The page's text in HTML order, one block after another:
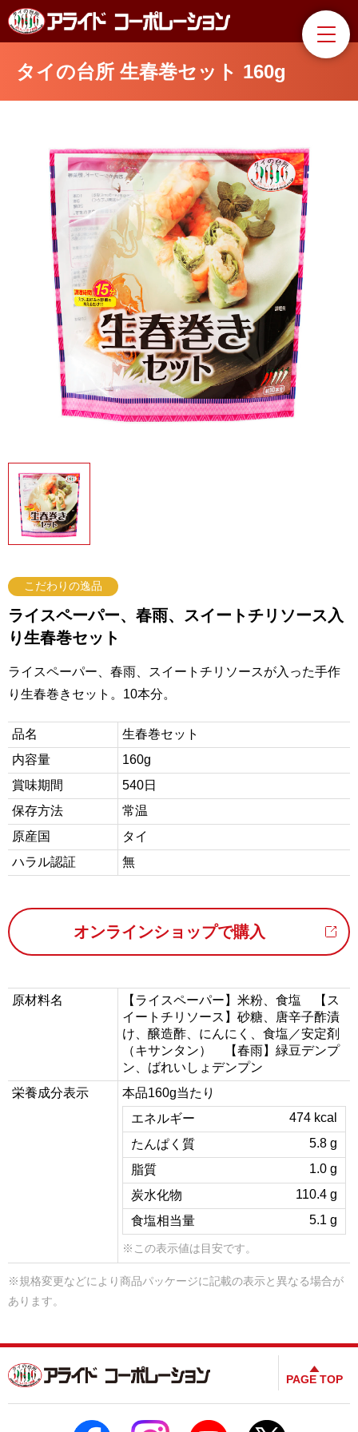
タイの台所 生春巻セット 160g
こだわりの逸品
ライスペーパー、春雨、スイートチリソース入
り生春巻セット
ライスペーパー、春雨、スイートチリソースが入った手作
り生春巻きセット。10本分。
品名
生春巻セット
内容量
160g
賞味期間
540日
保存方法
常温
原産国
タイ
ハラル認証
無
オンラインショップで購入
原材料名
【ライスペーパー】米粉、食塩 【ス
イートチリソース】砂糖、唐辛子酢漬
け、醸造酢、にんにく、食塩／安定剤
（キサンタン） 【春雨】緑豆デンプ
ン、ばれいしょデンプン
栄養成分表示
本品160g当たり
エネルギー
474 kcal
たんぱく質
5.8 g
脂質
1.0 g
炭水化物
110.4 g
食塩相当量
5.1 g
※この表示値は目安です。
※規格変更などにより商品パッケージに記載の表示と異なる場合が
あります。
PAGE TOP